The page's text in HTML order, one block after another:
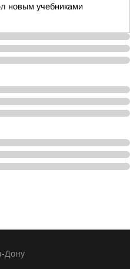
новым учебниками
Дону